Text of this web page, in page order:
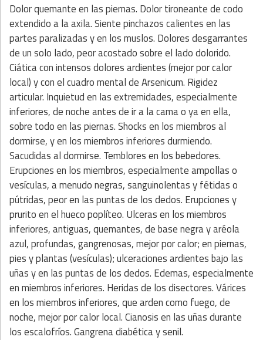
Dolor quemante en las piernas. Dolor tironeante de codo
extendido a la axila. Siente pinchazos calientes en las
partes paralizadas y en los muslos. Dolores desgarrantes
de un solo lado, peor acostado sobre el lado dolorido.
Ciática con intensos dolores ardientes (mejor por calor
local) y con el cuadro mental de Arsenicum. Rigidez
articular. Inquietud en las extremidades, especialmente
inferiores, de noche antes de ir a la cama o ya en ella,
sobre todo en las piernas. Shocks en los miembros al
dormirse, y en los miembros inferiores durmiendo.
Sacudidas al dormirse. Temblores en los bebedores.
Erupciones en los miembros, especialmente ampollas o
vesículas, a menudo negras, sanguinolentas y fétidas o
pútridas, peor en las puntas de los dedos. Erupciones y
prurito en el hueco poplíteo. Ulceras en los miembros
inferiores, antiguas, quemantes, de base negra y aréola
azul, profundas, gangrenosas, mejor por calor; en piernas,
pies y plantas (vesículas); ulceraciones ardientes bajo las
uñas y en las puntas de los dedos. Edemas, especialmente
en miembros inferiores. Heridas de los disectores. Várices
en los miembros inferiores, que arden como fuego, de
noche, mejor por calor local. Cianosis en las uñas durante
los escalofríos. Gangrena diabética y senil.